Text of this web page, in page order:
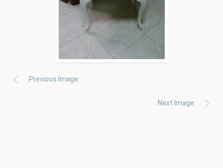
Previous Image
Next Image